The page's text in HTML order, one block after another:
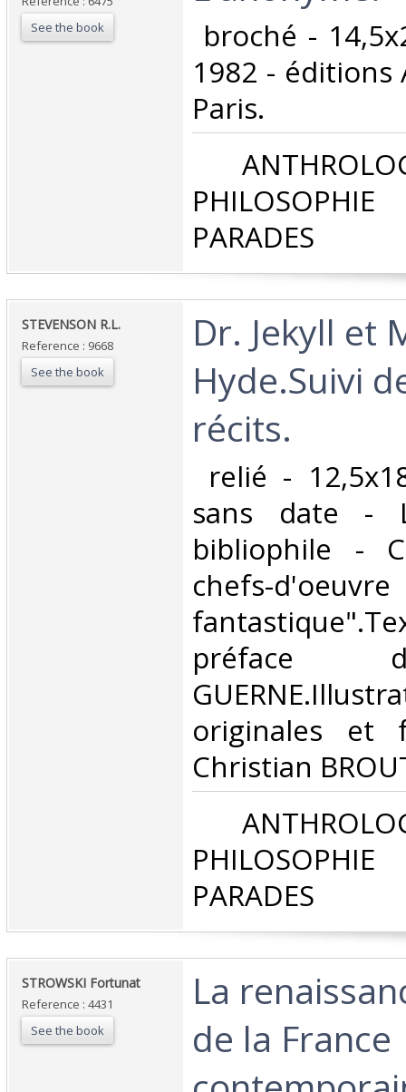
See the book
broché -
1982 - éditions
Paris. ‎
PHILOSOPHIE
PARADES‎
‎STEVENSON R.L.‎
Reference : 9668
See the book
‎Dr. Jekyll et
Hyde.Suivi
récits.‎
relié -
sans date -
bibliophile -
chefs-
préface
originales et
Christian
PHILOSOPHIE
PARADES‎
‎STROWSKI Fortunat‎
Reference : 4431
See the book
‎La
de la France